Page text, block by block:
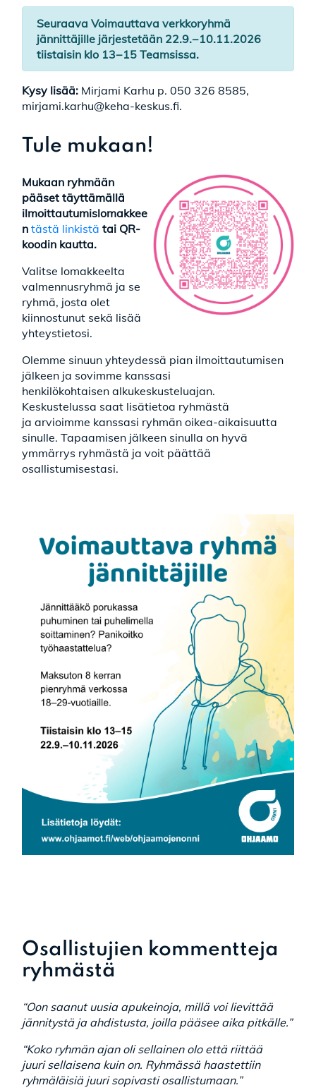
Seuraava Voimauttava verkkoryhmä
jännittäjille järjestetään 22.9.−10.11.2026
tiistaisin klo 13−15 Teamsissa.
Kysy lisää: Mirjami Karhu p. 050 326 8585,
mirjami.karhu@keha-keskus.fi.
Tule mukaan!
Mukaan ryhmään
pääset täyttämällä
ilmoittautumislomakkee
n tästä linkistä tai QR-
koodin kautta.
Valitse lomakkeelta
valmennusryhmä ja se
ryhmä, josta olet
kiinnostunut sekä lisää
yhteystietosi.
Olemme sinuun yhteydessä pian ilmoittautumisen
jälkeen ja sovimme kanssasi
henkilökohtaisen alkukeskusteluajan.
Keskustelussa saat lisätietoa ryhmästä
ja arvioimme kanssasi ryhmän oikea-aikaisuutta
sinulle. Tapaamisen jälkeen sinulla on hyvä
ymmärrys ryhmästä ja voit päättää
osallistumisestasi.
Osallistujien kommentteja
ryhmästä
“Oon saanut uusia apukeinoja, millä voi lievittää
jännitystä ja ahdistusta, joilla pääsee aika pitkälle.”
“Koko ryhmän ajan oli sellainen olo että riittää
juuri sellaisena kuin on. Ryhmässä haastettiin
ryhmäläisiä juuri sopivasti osallistumaan.”